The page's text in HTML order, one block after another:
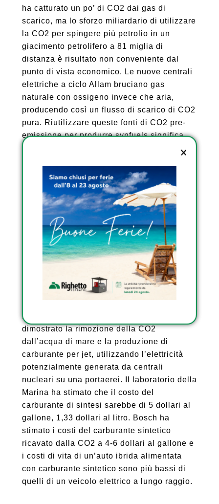
ha catturato un po’ di CO2 dai gas di
scarico, ma lo sforzo miliardario di utilizzare
la CO2 per spingere più petrolio in un
giacimento petrolifero a 81 miglia di
distanza è risultato non conveniente dal
punto di vista economico. Le nuove centrali
elettriche a ciclo Allam bruciano gas
naturale con ossigeno invece che aria,
producendo così un flusso di scarico di CO2
pura. Riutilizzare queste fonti di CO2 pre-
emissione per produrre synfuels significa
che la combustione dei synfuels non
in un futuro lontano potremmo non avere
centrali elettriche a carbone o a metano,
quindi il riutilizzo della CO2 è una soluzione
temporanea.
La cattura diretta delle emissioni di CO2
nell’aria è costosa perché la CO2
rappresenta solo lo 0,04% dell’aria. Più di
un terzo delle emissioni viene assorbito
dall’acqua dell’oceano, dove la CO2 è 150
ricerca della Marina degli Stati Uniti ha
dimostrato la rimozione della CO2
dall’acqua di mare e la produzione di
carburante per jet, utilizzando l’elettricità
potenzialmente generata da centrali
nucleari su una portaerei. Il laboratorio della
Marina ha stimato che il costo del
carburante di sintesi sarebbe di 5 dollari al
gallone, 1,33 dollari al litro. Bosch ha
stimato i costi del carburante sintetico
ricavato dalla CO2 a 4-6 dollari al gallone e
i costi di vita di un’auto ibrida alimentata
con carburante sintetico sono più bassi di
quelli di un veicolo elettrico a lungo raggio.